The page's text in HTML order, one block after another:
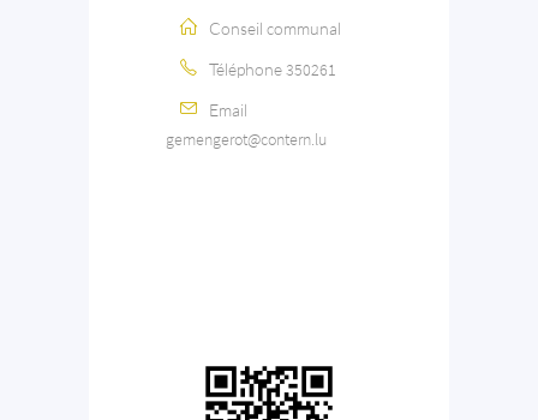
Conseil communal
Téléphone350261
Email
gemengerot@contern.lu